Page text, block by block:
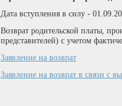
Дата вступления в силу -
Возврат родительской платы,
представителей) с учетом
Заявление на возврат
Заявление на возврат в связи с